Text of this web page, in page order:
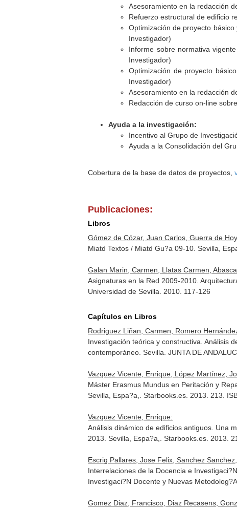
Asesoramiento en la redacción
Refuerzo estructural de edificio
Optimización de proyecto
Investigador)
Informe sobre normativa
Investigador)
Optimización de proyecto
Investigador)
Asesoramiento en la redacción
Redacción de curso on-line
Ayuda a la investigación:
Incentivo al Grupo de
Ayuda a la Consolidación del
Cobertura de la base de datos de proyectos,
Publicaciones:
Libros
Gómez de Cózar, Juan Carlos, Guerra de
Miatd Textos / Miatd Gu?a 09-10. Sevilla,
Galan Marin, Carmen, Llatas Carmen,
Asignaturas en la Red 2009-2010.
Universidad de Sevilla. 2010. 117-126
Capítulos en Libros
Rodriguez Liñan, Carmen, Romero
Investigación teórica y constructiva. Análisis
contemporáneo . Sevilla. JUNTA DE
Vazquez Vicente, Enrique, López Martínez,
Máster Erasmus Mundus en Peritación y
Sevilla, Espa?a,. Starbooks.es. 2013. 213.
Vazquez Vicente, Enrique:
Análisis dinámico de edificios antiguos. Una
2013 . Sevilla, Espa?a,. Starbooks.es. 2013.
Escrig Pallares, Jose Felix, Sanchez
Interrelaciones de la Docencia e
Investigaci?N Docente y Nuevas
Gomez Diaz, Francisco, Diaz Recasens,